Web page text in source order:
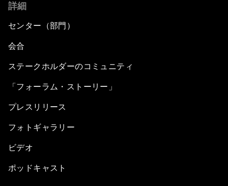
詳細
センター（部門）
会合
ステークホルダーのコミュニティ
「フォーラム・ストーリー」
プレスリリース
フォトギャラリー
ビデオ
ポッドキャスト